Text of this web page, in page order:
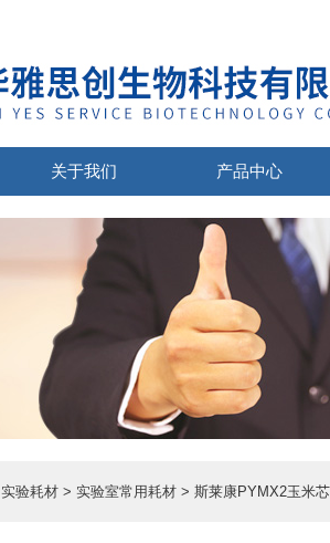
关于我们 产品中心
实验耗材 > 实验室常用耗材 > 斯莱康PYMX2玉米